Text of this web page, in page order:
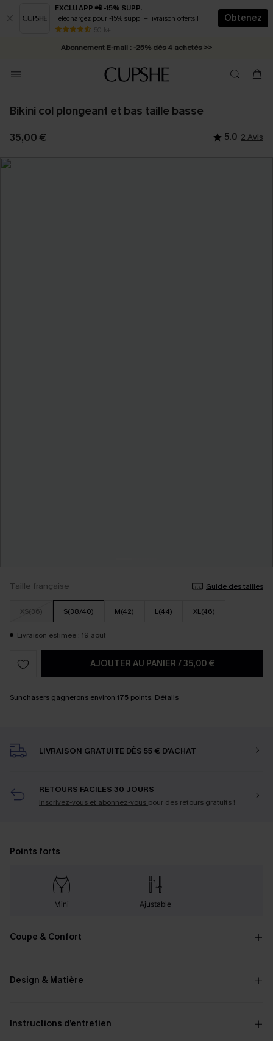
EXCLU APP 📲 -15% SUPP.
Téléchargez pour -15% supp. + livraison offerts !
50 k+
Obtenez
* Livraison éclair 2-3 jours ouvrés >>
Abonnement E-mail : -25% dès 4 achetés >>
Bikini col plongeant et bas taille basse
35,00 € 5.0 2 Avis
Taille française Guide des tailles
XS(36) S(38/40) M(42) L(44) XL(46)
Livraison estimée : 19 août
AJOUTER AU PANIER /35,00 €
Sunchasers gagnerons environ 175 points. Détails
LIVRAISON GRATUITE DÈS 55 € D'ACHAT
RETOURS FACILES 30 JOURS
Inscrivez-vous et abonnez-vous pour des retours gratuits !
Points forts
Mini Ajustable
Coupe & Confort
Design & Matière
Instructions d’entretien